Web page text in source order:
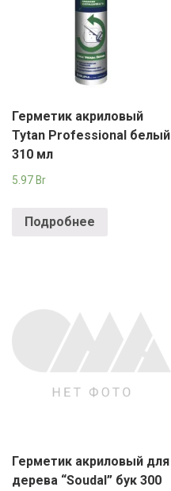
Герметик акриловый
Tytan Professional белый
310 мл
5.97 Br
Подробнее
Герметик акриловый для
дерева “Soudal” бук 300